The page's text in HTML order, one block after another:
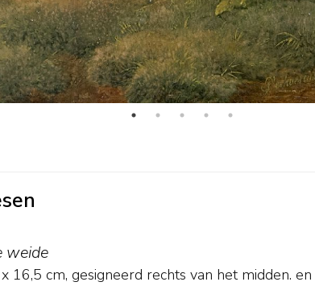
weide
x 16,5 cm, gesigneerd rechts van het midden. en